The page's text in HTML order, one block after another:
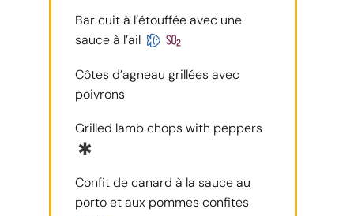
Bar cuit à l’étouffée avec une
sauce à l’ail
Côtes d’agneau grillées avec
poivrons
Grilled lamb chops with peppers
Confit de canard à la sauce au
porto et aux pommes confites